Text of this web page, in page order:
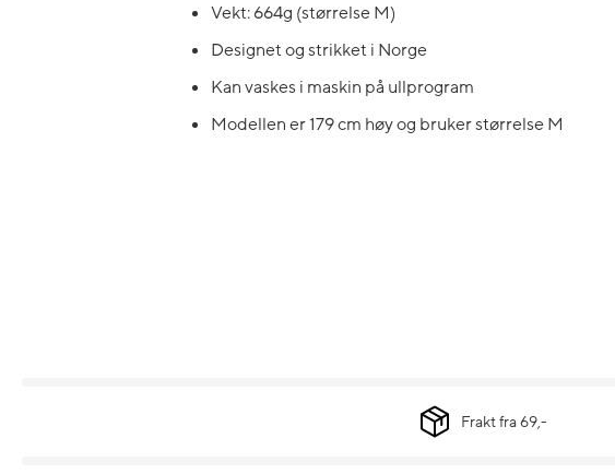
Vekt: 664g (størrelse M)
Designet og strikket i Norge
Kan vaskes i maskin på ullprogram
Modellen er 179 cm høy og bruker størrelse M
Frakt fra 69,-